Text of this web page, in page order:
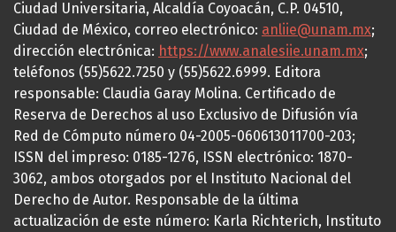
Ciudad Universitaria, Alcaldía Coyoacán, C.P. 04510,
Ciudad de México, correo electrónico: anliie@unam.mx;
dirección electrónica: https://www.analesiie.unam.mx;
teléfonos (55)5622.7250 y (55)5622.6999. Editora
responsable: Claudia Garay Molina. Certificado de
Reserva de Derechos al uso Exclusivo de Difusión vía
Red de Cómputo número 04-2005-060613011700-203;
ISSN del impreso: 0185-1276, ISSN electrónico: 1870-
3062, ambos otorgados por el Instituto Nacional del
Derecho de Autor. Responsable de la última
actualización de este número: Karla Richterich, Instituto